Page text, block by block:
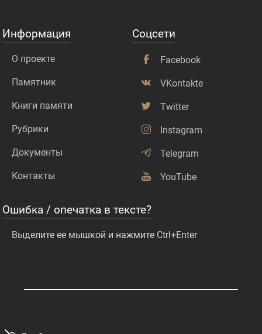
Информация
О проекте
Памятник
Книги памяти
Рубрики
Документы
Контакты
Соцсети
Facebook
VKontakte
Twitter
Instagram
Telegram
YouTube
Ошибка / опечатка в тексте?
Выделите ее мышкой и нажмите Ctrl+Enter